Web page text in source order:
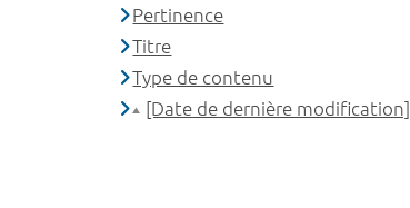
Pertinence
Titre
Type de contenu
[Date de dernière modification]